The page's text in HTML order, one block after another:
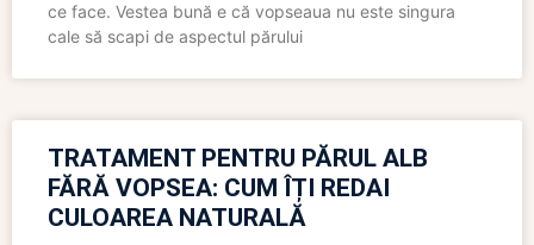
ce face. Vestea bună e că vopseaua nu este singura
cale să scapi de aspectul părului
TRATAMENT PENTRU PĂRUL ALB
FĂRĂ VOPSEA: CUM ÎȚI REDAI
CULOAREA NATURALĂ